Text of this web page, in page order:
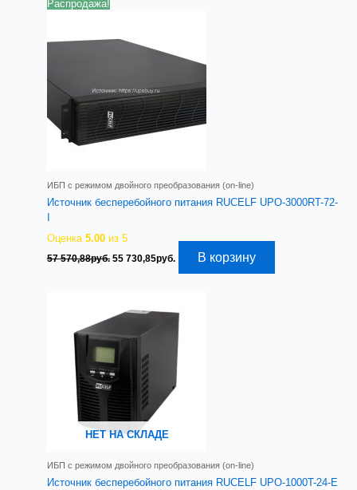
Распродажа!
ИБП с режимом двойного преобразования (on-line)
Источник бесперебойного питания RUCELF UPO-3000RT-72-
Оценка5.00 из 5
57 570,88руб. Первоначальная
55 730,85руб. ТекущаяВ корзину
НЕТ НА СКЛАДЕ
ИБП с режимом двойного преобразования (on-line)
Источник бесперебойного питания RUCELF UPO-1000T-24-E